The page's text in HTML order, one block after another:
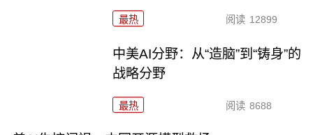
最热 阅读 12899
中美AI分野：从“造脑”到“铸身”的
战略分野
最热 阅读 8688